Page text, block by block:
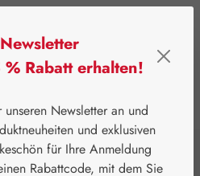
Kosmetik
Rabatt erhalten!
Newsletter an und
und exklusiven
für Ihre Anmeldung
Rabattcode, mit dem Sie